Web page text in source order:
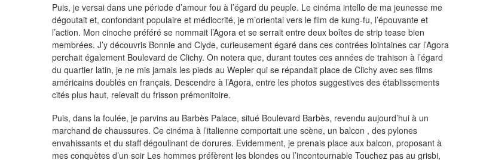
Puis, je versai dans une période d’amour fou à l’égard du peuple. Le cinéma intello de ma jeunesse me
dégoutait et, confondant populaire et médiocrité, je m’orientai vers le film de kung-fu, l’épouvante et
l’action. Mon cinoche préféré se nommait l’Agora et se serrait entre deux boîtes de strip tease bien
membrées. J’y découvris Bonnie and Clyde, curieusement égaré dans ces contrées lointaines car l’Agora
perchait également Boulevard de Clichy. On notera que, durant toutes ces années de trahison à l’égard
du quartier latin, je ne mis jamais les pieds au Wepler qui se répandait place de Clichy avec ses films
américains doublés en français. Descendre à l’Agora, entre les photos suggestives des établissements
cités plus haut, relevait du frisson prémonitoire.
Puis, dans la foulée, je parvins au Barbès Palace, situé Boulevard Barbès, revendu aujourd’hui à un
marchand de chaussures. Ce cinéma à l’italienne comportait une scène, un balcon , des pylones
envahissants et du staff dégoulinant de dorures. Evidemment, je prenais place aux balcon, proposant à
mes conquètes d’un soir Les hommes préfèrent les blondes ou l’incontournable Touchez pas au grisbi,